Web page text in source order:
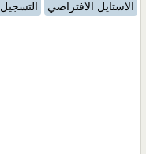
الاستايل الافتراضي
التسجيل